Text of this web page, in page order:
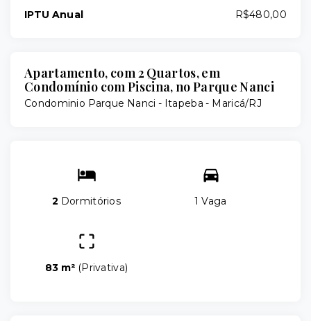
IPTU Anual
R$480,00
Apartamento, com 2 Quartos, em
Condomínio com Piscina, no Parque Nanci
Condominio Parque Nanci - Itapeba - Maricá/RJ
2 Dormitórios 1 Vaga
83 m² (Privativa)